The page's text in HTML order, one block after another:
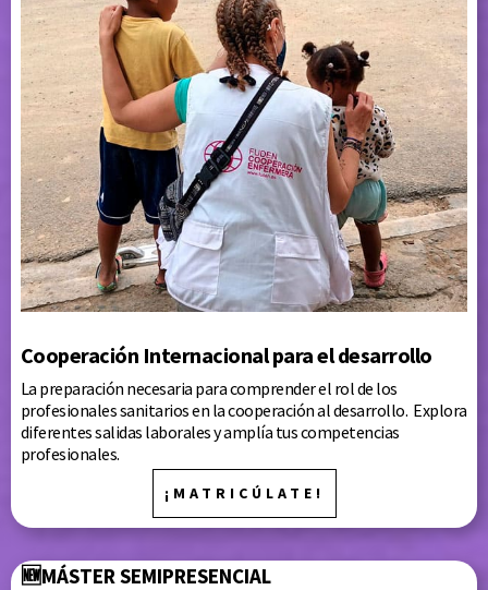
Cooperación Internacional para el desarrollo
La preparación necesaria para comprender el rol de los
profesionales sanitarios en la cooperación al desarrollo. Explora
diferentes salidas laborales y amplía tus competencias
profesionales.
¡MATRICÚLATE!
🆕MÁSTER SEMIPRESENCIAL